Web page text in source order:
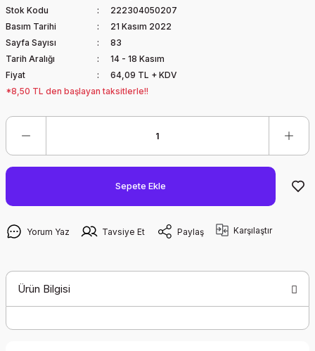
Stok Kodu
222304050207
Basım Tarihi
21 Kasım 2022
Sayfa Sayısı
83
Tarih Aralığı
14 - 18 Kasım
Fiyat
64,09 TL + KDV
*8,50 TL den başlayan taksitlerle!!
Sepete Ekle
Yorum Yaz Tavsiye Et Paylaş Karşılaştır
Ürün Bilgisi